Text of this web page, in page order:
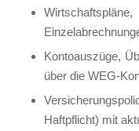
Kontoauszüge,
über die WEG-
Haftpflicht) mit